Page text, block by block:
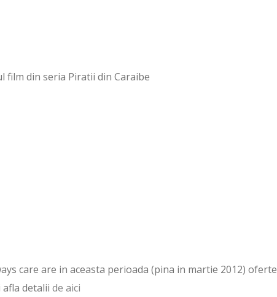
film din seria Piratii din Caraibe
care are in aceasta perioada (pina in martie 2012) oferte
detalii de aici